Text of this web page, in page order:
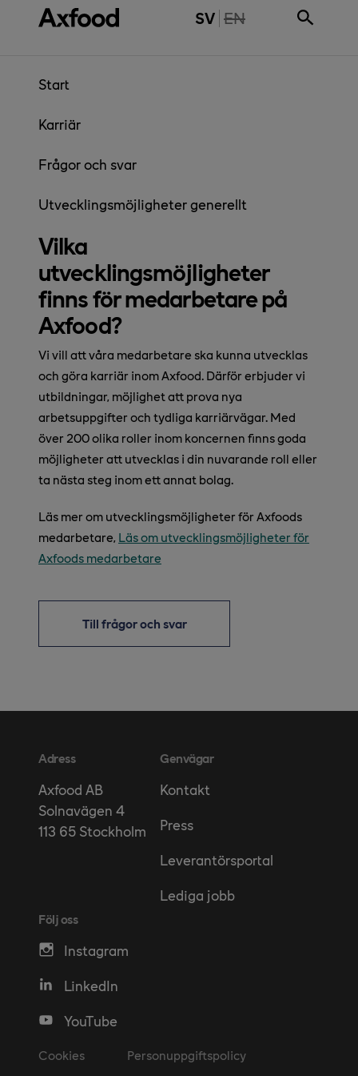
Gå direkt till innehåll SV THE PAGE IS NOT
EN
Start
Karriär
Frågor och svar
Utvecklingsmöjligheter generellt
Vilka
utvecklingsmöjligheter
finns för medarbetare på
Axfood?
Vi vill att våra medarbetare ska kunna utvecklas
och göra karriär inom Axfood. Därför erbjuder vi
utbildningar, möjlighet att prova nya
arbetsuppgifter och tydliga karriärvägar. Med
över 200 olika roller inom koncernen finns goda
möjligheter att utvecklas i din nuvarande roll eller
ta nästa steg inom ett annat bolag.
Läs mer om utvecklingsmöjligheter för Axfoods
medarbetare, Läs om utvecklingsmöjligheter för
Axfoods medarbetare
Till frågor och svar
Adress
Axfood AB
Solnavägen 4
113 65 Stockholm
Genvägar
Kontakt
Press
Leverantörsportal
Lediga jobb
Följ oss
Instagram
LinkedIn
YouTube
Cookies Personuppgiftspolicy